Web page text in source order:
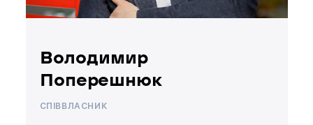
Володимир
Поперешнюк
СПІВВЛАСНИК